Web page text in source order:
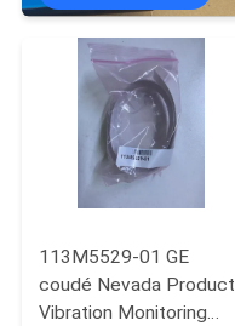
CONTRÔLE
QUALITÉ
NOUS
CONTACTER
113M5529-01 GE
coudé Nevada Product
Vibration Monitoring